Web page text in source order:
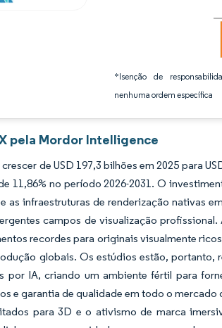
*Isenção de
nenhuma ordem específica
pela Mordor Intelligence
de USD 197,3 bilhões em 2025 para
11,86% no período 2026-2031. O
infraestruturas de renderização nativas
campos de visualização
recordes para originais visualmente
globais. Os estúdios estão, portanto,
IA, criando um ambiente fértil para
e garantia de qualidade em todo o
para 3D e o ativismo de marca